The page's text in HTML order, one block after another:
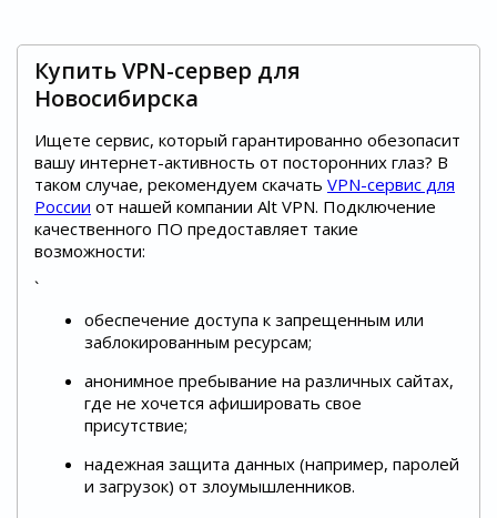
Купить VPN-сервер для
Новосибирска
Ищете сервис, который гарантированно обезопасит
вашу интернет-активность от посторонних глаз? В
таком случае, рекомендуем скачать VPN-сервис для
России от нашей компании Alt VPN. Подключение
качественного ПО предоставляет такие
возможности:
`
обеспечение доступа к запрещенным или
заблокированным ресурсам;
анонимное пребывание на различных сайтах,
где не хочется афишировать свое
присутствие;
надежная защита данных (например, паролей
и загрузок) от злоумышленников.